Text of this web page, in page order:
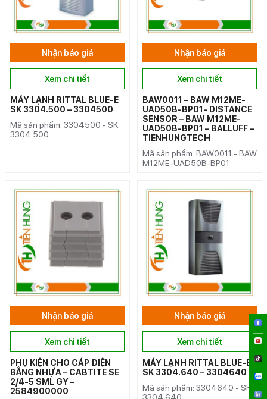
Nhận báo giá
Xem chi tiết
MÁY LẠNH RITTAL BLUE-E
SK 3304.500 – 3304500
Mã sản phẩm: 3304500 - SK
3304.500
Nhận báo giá
Xem chi tiết
BAW0011 – BAW M12ME-
UAD50B-BP01- DISTANCE
SENSOR – BAW M12ME-
UAD50B-BP01 – BALLUFF –
TIENHUNGTECH
Mã sản phẩm: BAW0011 - BAW
M12ME-UAD50B-BP01
Nhận báo giá
Xem chi tiết
PHỤ KIỆN CHO CÁP ĐIỆN
BẰNG NHỰA – CABTITE SE
2/4-5 SML GY –
2584900000
Nhận báo giá
Xem chi tiết
MÁY LẠNH RITTAL BLUE-E
SK 3304.640 – 3304640
Mã sản phẩm: 3304640 - SK
3304.640